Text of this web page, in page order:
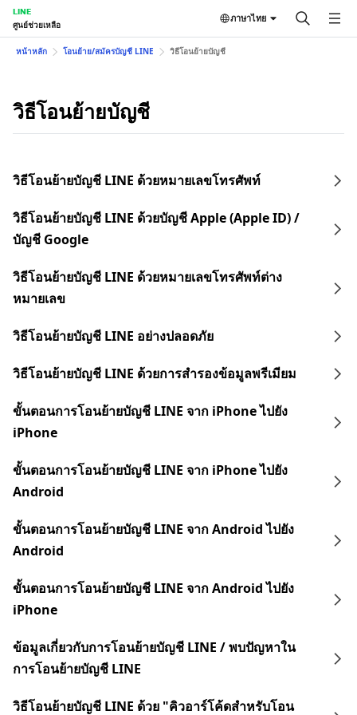
LINE
ศูนย์ช่วยเหลือ
ภาษาไทย
หน้าหลัก โอนย้าย/สมัครบัญชี LINE วิธีโอนย้ายบัญชี
วิธีโอนย้ายบัญชี
วิธีโอนย้ายบัญชี LINE ด้วยหมายเลขโทรศัพท์
วิธีโอนย้ายบัญชี LINE ด้วยบัญชี Apple (Apple ID) /
บัญชี Google
วิธีโอนย้ายบัญชี LINE ด้วยหมายเลขโทรศัพท์ต่าง
หมายเลข
วิธีโอนย้ายบัญชี LINE อย่างปลอดภัย
วิธีโอนย้ายบัญชี LINE ด้วยการสำรองข้อมูลพรีเมียม
ขั้นตอนการโอนย้ายบัญชี LINE จาก iPhone ไปยัง
iPhone
ขั้นตอนการโอนย้ายบัญชี LINE จาก iPhone ไปยัง
Android
ขั้นตอนการโอนย้ายบัญชี LINE จาก Android ไปยัง
Android
ขั้นตอนการโอนย้ายบัญชี LINE จาก Android ไปยัง
iPhone
ข้อมูลเกี่ยวกับการโอนย้ายบัญชี LINE / พบปัญหาใน
การโอนย้ายบัญชี LINE
วิธีโอนย้ายบัญชี LINE ด้วย "คิวอาร์โค้ดสำหรับโอน